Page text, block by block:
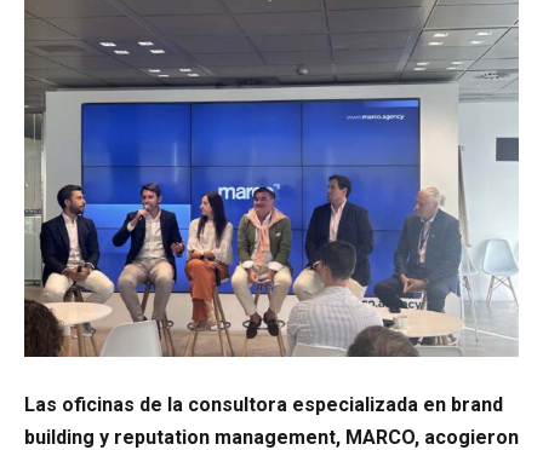
Las oficinas de la consultora especializada en brand
building y reputation management, MARCO, acogieron